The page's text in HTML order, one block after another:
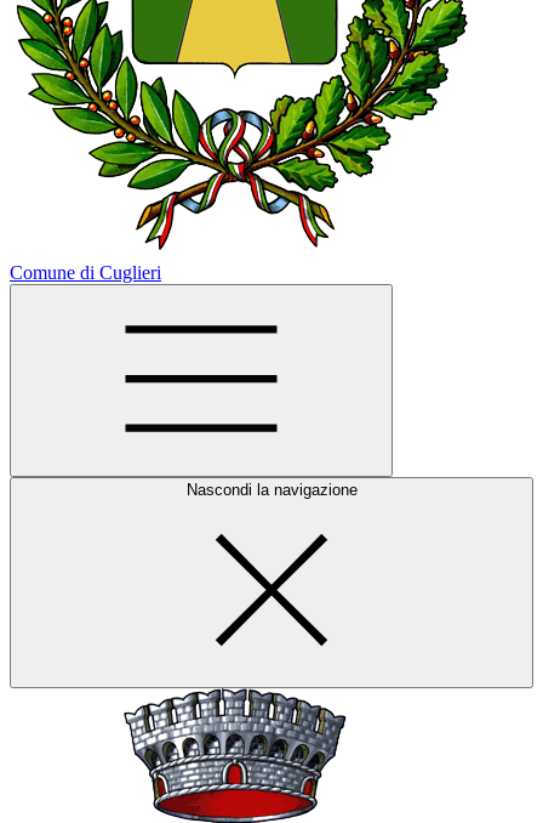
Comune di Cuglieri
Nascondi la navigazione